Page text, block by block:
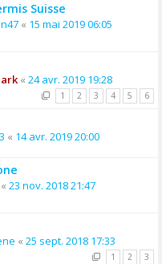
Suisse
« 15 mai 2019 06:05
« 24 avr. 2019 19:28
1 2 3 4 5 6
« 14 avr. 2019 20:00
« 23 nov. 2018 21:47
« 25 sept. 2018 17:33
1 2 3